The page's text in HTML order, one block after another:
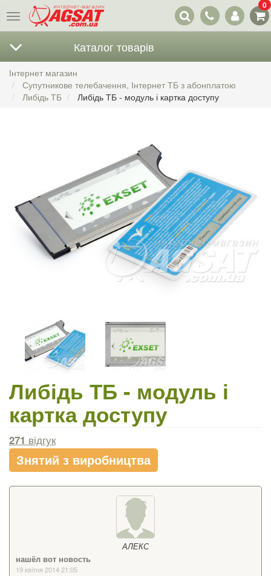
Меню
Наші
контакти
0
Каталог товарів
Інтернет магазин
Супутникове телебачення, Інтернет ТБ з абонплатою
Либідь ТБ
Либідь ТБ - модуль і картка доступу
Либідь ТБ - модуль і
картка доступу
271 відгук
Знятий з виробництва
АЛЕКС
нашёл вот новость
19 квітня 2014 21:05